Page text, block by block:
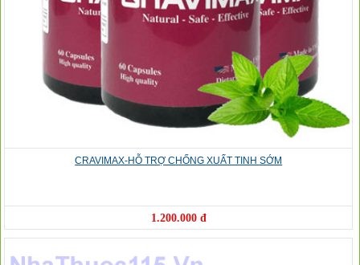
CRAVIMAX-HỖ TRỢ CHỐNG XUẤT TINH SỚM
1.200.000 đ